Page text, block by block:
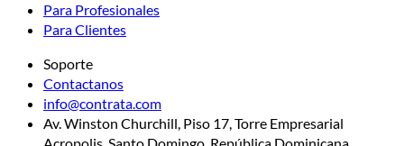
Para Profesionales
Para Clientes
Soporte
Contactanos
info@contrata.com
Av. Winston Churchill, Piso 17, Torre Empresarial